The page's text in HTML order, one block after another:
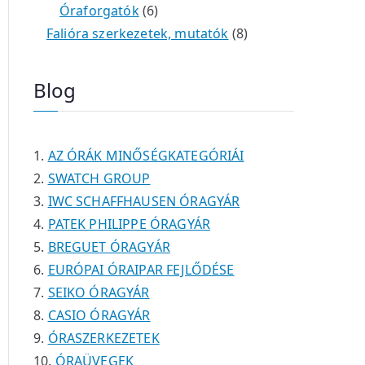
é
k
é
é
m
t
e
t
e
t
k
Óraforgatók 66
t
k
Falióra szerkezetek, mutatók 88
é
Blog
AZ ÓRÁK MINŐSÉGKATEGÓRIÁI
SWATCH GROUP
IWC SCHAFFHAUSEN ÓRAGYÁR
PATEK PHILIPPE ÓRAGYÁR
BREGUET ÓRAGYÁR
EURÓPAI ÓRAIPAR FEJLŐDÉSE
SEIKO ÓRAGYÁR
CASIO ÓRAGYÁR
ÓRASZERKEZETEK
ÓRAÜVEGEK